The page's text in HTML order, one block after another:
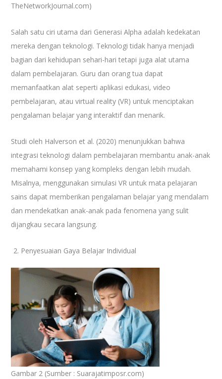
TheNetworkJournal.com)
Salah satu ciri utama dari Generasi Alpha adalah kedekatan
mereka dengan teknologi. Teknologi tidak hanya menjadi
bagian dari kehidupan sehari-hari tetapi juga alat utama
dalam pembelajaran. Guru dan orang tua dapat
memanfaatkan alat seperti aplikasi edukasi, video
pembelajaran, atau virtual reality (VR) untuk menciptakan
pengalaman belajar yang interaktif dan menarik.
Studi oleh Halverson et al. (2020) menunjukkan bahwa
integrasi teknologi dalam pembelajaran membantu anak-anak
memahami konsep yang kompleks dengan lebih mudah.
Misalnya, menggunakan simulasi VR untuk mata pelajaran
sains dapat memberikan pengalaman belajar yang mendalam
dan mendekatkan anak-anak pada fenomena yang sulit
dijangkau secara langsung.
Penyesuaian Gaya Belajar Individual
Gambar 2 (Sumber : Suarajatimposr.com)